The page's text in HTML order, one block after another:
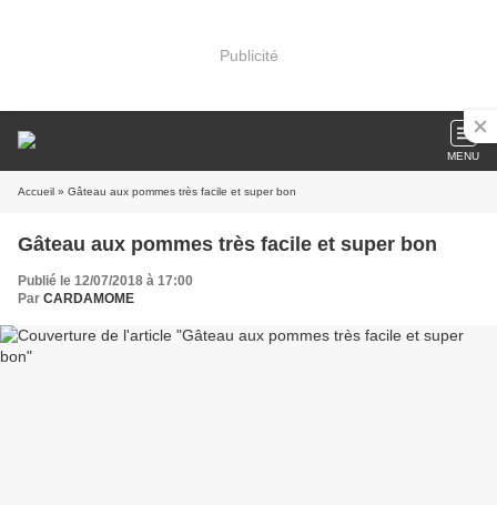
Publicité
MENU
Accueil » Gâteau aux pommes très facile et super bon
Gâteau aux pommes très facile et super bon
Publié le 12/07/2018 à 17:00
Par CARDAMOME